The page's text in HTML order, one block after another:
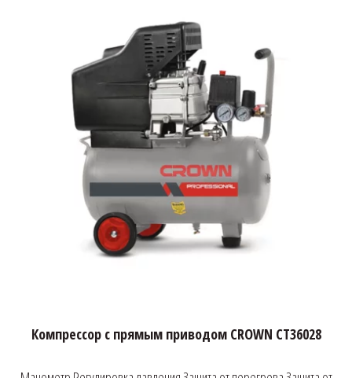
Компрессор с прямым приводом CROWN CT36028